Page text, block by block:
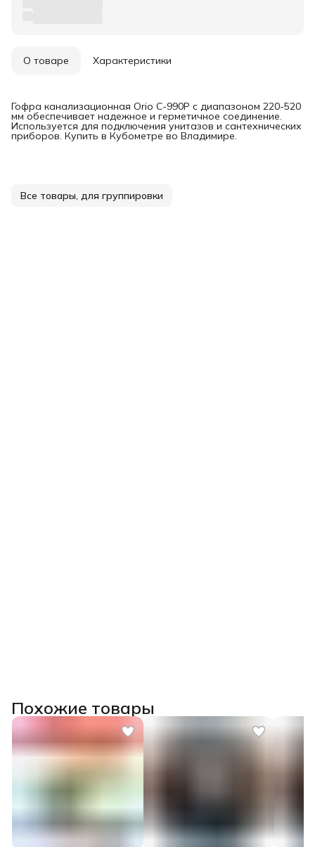
О товаре Характеристики
Гофра канализационная Orio С-990Р с диапазоном 220-520
мм обеспечивает надежное и герметичное соединение.
Используется для подключения унитазов и сантехнических
приборов. Купить в Кубометре во Владимире.
Все товары, для группировки
Похожие товары